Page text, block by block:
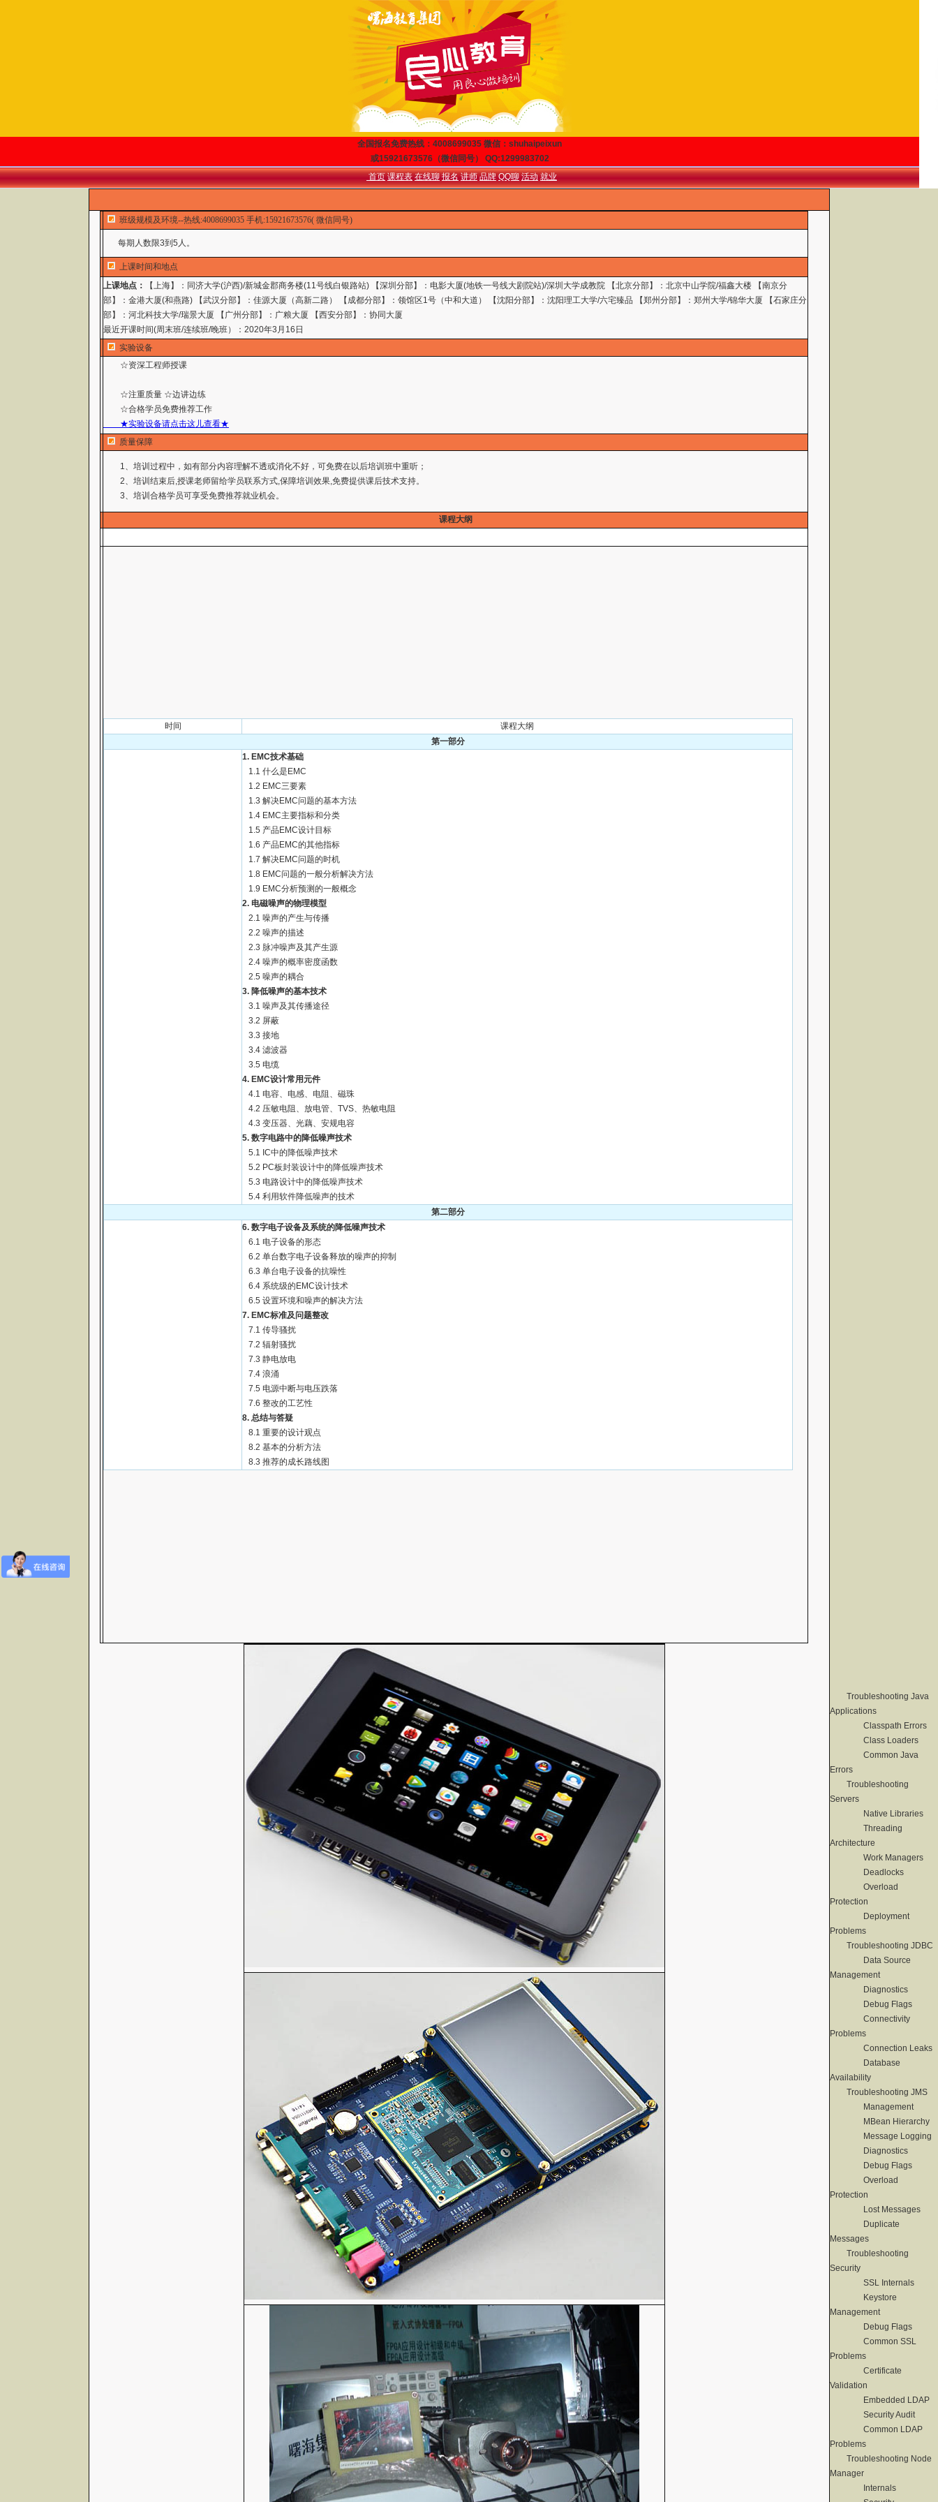
全国报名免费热线：4008699035 微信：shuhaipeixun
或15921673576（微信同号） QQ:1299983702
首页 课程表 在线聊 报名 讲师 品牌 QQ聊 活动 就业
班级规模及环境--热线:4008699035 手机:15921673576( 微信同号)
每期人数限3到5人。
上课时间和地点
上课地点：
【上海】：同济大学(沪西)/新城金郡商务楼(11号线白银路站) 【深圳分部】：电影大厦(地铁一号线大剧院站)/深圳大学成教院 【北京分部】：北京中山学院/福鑫大楼 【南京分
部】：金港大厦(和燕路) 【武汉分部】：佳源大厦（高新二路） 【成都分部】：领馆区1号（中和大道） 【沈阳分部】：沈阳理工大学/六宅臻品 【郑州分部】：郑州大学/锦华大厦 【石家庄分
部】：河北科技大学/瑞景大厦 【广州分部】：广粮大厦 【西安分部】：协同大厦
最近开课时间(周末班/连续班/晚班）：2020年3月16日
实验设备
☆资深工程师授课
☆注重质量 ☆边讲边练
☆合格学员免费推荐工作
★实验设备请点击这儿查看★
质量保障
1、培训过程中，如有部分内容理解不透或消化不好，可免费在以后培训班中重听；
2、培训结束后,授课老师留给学员联系方式,保障培训效果,免费提供课后技术支持。
3、培训合格学员可享受免费推荐就业机会。
课程大纲
时间
课程大纲
第一部分
1. EMC技术基础
1.1 什么是EMC
1.2 EMC三要素
1.3 解决EMC问题的基本方法
1.4 EMC主要指标和分类
1.5 产品EMC设计目标
1.6 产品EMC的其他指标
1.7 解决EMC问题的时机
1.8 EMC问题的一般分析解决方法
1.9 EMC分析预测的一般概念
2. 电磁噪声的物理模型
2.1 噪声的产生与传播
2.2 噪声的描述
2.3 脉冲噪声及其产生源
2.4 噪声的概率密度函数
2.5 噪声的耦合
3. 降低噪声的基本技术
3.1 噪声及其传播途径
3.2 屏蔽
3.3 接地
3.4 滤波器
3.5 电缆
4. EMC设计常用元件
4.1 电容、电感、电阻、磁珠
4.2 压敏电阻、放电管、TVS、热敏电阻
4.3 变压器、光藕、安规电容
5. 数字电路中的降低噪声技术
5.1 IC中的降低噪声技术
5.2 PC板封装设计中的降低噪声技术
5.3 电路设计中的降低噪声技术
5.4 利用软件降低噪声的技术
第二部分
6. 数字电子设备及系统的降低噪声技术
6.1 电子设备的形态
6.2 单台数字电子设备释放的噪声的抑制
6.3 单台电子设备的抗噪性
6.4 系统级的EMC设计技术
6.5 设置环境和噪声的解决方法
7. EMC标准及问题整改
7.1 传导骚扰
7.2 辐射骚扰
7.3 静电放电
7.4 浪涌
7.5 电源中断与电压跌落
7.6 整改的工艺性
8. 总结与答疑
8.1 重要的设计观点
8.2 基本的分析方法
8.3 推荐的成长路线图
Troubleshooting Java
Applications
Classpath Errors
Class Loaders
Common Java
Errors
Troubleshooting
Servers
Native Libraries
Threading
Architecture
Work Managers
Deadlocks
Overload
Protection
Deployment
Problems
Troubleshooting JDBC
Data Source
Management
Diagnostics
Debug Flags
Connectivity
Problems
Connection Leaks
Database
Availability
Troubleshooting JMS
Management
MBean Hierarchy
Message Logging
Diagnostics
Debug Flags
Overload
Protection
Lost Messages
Duplicate
Messages
Troubleshooting
Security
SSL Internals
Keystore
Management
Debug Flags
Common SSL
Problems
Certificate
Validation
Embedded LDAP
Security Audit
Common LDAP
Problems
Troubleshooting Node
Manager
Internals